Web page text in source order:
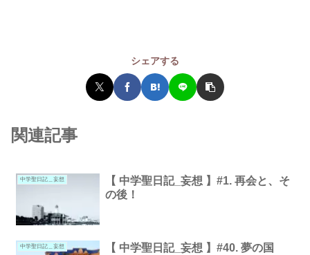
シェアする
関連記事
中学聖日記＿妄想
【 中学聖日記_妄想 】#1. 再会と、そ
の後！
中学聖日記＿妄想
【 中学聖日記_妄想 】#40. 夢の国